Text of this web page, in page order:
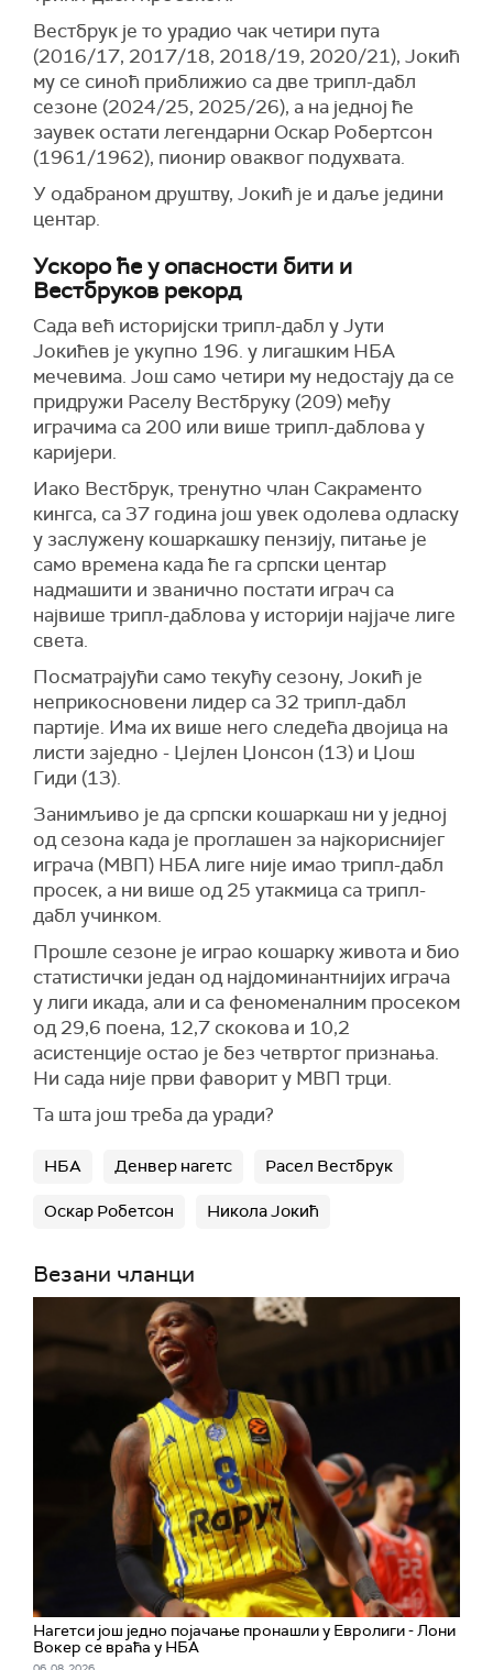
Вестбрук је то урадио чак четири пута
(2016/17, 2017/18, 2018/19, 2020/21), Јокић
му се синоћ приближио са две трипл-дабл
сезоне (2024/25, 2025/26), а на једној ће
заувек остати легендарни Оскар Робертсон
(1961/1962), пионир оваквог подухвата.
У одабраном друштву, Јокић је и даље једини
центар.
Ускоро ће у опасности бити и
Вестбруков рекорд
Сада већ историјски трипл-дабл у Јути
Јокићев је укупно 196. у лигашким НБА
мечевима. Још само четири му недостају да се
придружи Раселу Вестбруку (209) међу
играчима са 200 или више трипл-даблова у
каријери.
Иако Вестбрук, тренутно члан Сакраменто
кингса, са 37 година још увек одолева одласку
у заслужену кошаркашку пензију, питање је
само времена када ће га српски центар
надмашити и званично постати играч са
највише трипл-даблова у историји најјаче лиге
света.
Посматрајући само текућу сезону, Јокић је
неприкосновени лидер са 32 трипл-дабл
партије. Има их више него следећа двојица на
листи заједно - Џејлен Џонсон (13) и Џош
Гиди (13).
Занимљиво је да српски кошаркаш ни у једној
од сезона када је проглашен за најкориснијег
играча (МВП) НБА лиге није имао трипл-дабл
просек, а ни више од 25 утакмица са трипл-
дабл учинком.
Прошле сезоне је играо кошарку живота и био
статистички један од најдоминантнијих играча
у лиги икада, али и са феноменалним просеком
од 29,6 поена, 12,7 скокова и 10,2
асистенције остао је без четвртог признања.
Ни сада није први фаворит у МВП трци.
Та шта још треба да уради?
НБА Денвер нагетс Расел Вестбрук
Оскар Робетсон Никола Јокић
Везани чланци
Нагетси још једно појачање пронашли у Евролиги - Лони
Вокер се враћа у НБА